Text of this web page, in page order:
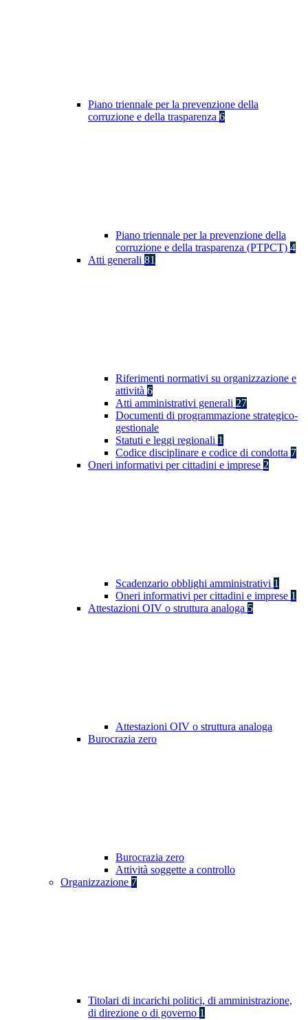
Piano triennale per la prevenzione della
corruzione e della trasparenza 6
Piano triennale per la prevenzione della
corruzione e della trasparenza (PTPCT) 4
Atti generali 81
Riferimenti normativi su organizzazione e
attività 6
Atti amministrativi generali 27
Documenti di programmazione strategico-
gestionale
Statuti e leggi regionali 1
Codice disciplinare e codice di condotta 7
Oneri informativi per cittadini e imprese 2
Scadenzario obblighi amministrativi 1
Oneri informativi per cittadini e imprese 1
Attestazioni OIV o struttura analoga 5
Attestazioni OIV o struttura analoga
Burocrazia zero
Burocrazia zero
Attività soggette a controllo
Organizzazione 7
Titolari di incarichi politici, di amministrazione,
di direzione o di governo 1